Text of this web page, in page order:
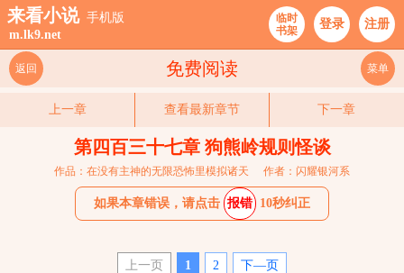
来看小说 手机版
m.lk9.net
临时
书架
登录 注册
免费阅读
返回 菜单
上一章 查看最新章节 下一章
第四百三十七章 狗熊岭规则怪谈
作品：在没有主神的无限恐怖里模拟诸天 作者：闪耀银河系
如果本章错误，请点击 报错 10秒纠正
上一页 1 2 下—页